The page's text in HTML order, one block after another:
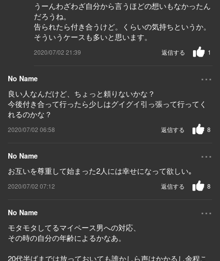
うーんわざわざ自分から言うほどの想いもなかったん
だろうね。
告られたら付き合うけど。くらいの気持ちというか。
そういうケースも多いと思います。
2020/07/02 21:39 1
返信する
No Name ...
良い人なんだけど、ちょっと頼りないかな？
今後付き合って行ったら少しはグイグイ引っ張って行ってく
れるのかな？
2020/07/02 06:58 8
返信する
No Name ...
お互いを尊重して始まった2人には幸せになって欲しい｡
2020/07/02 07:12 8
返信する
No Name ...
モタモタしてるマイペース男への対応、
その時の自分の年齢によるかなあ。
20代半ばまでは放っておいても誰かしら声はかかるし余程こ